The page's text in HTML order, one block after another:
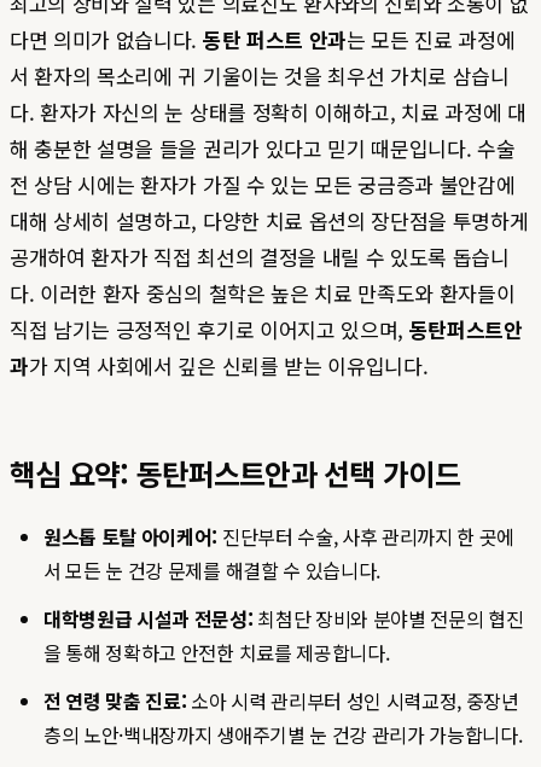
다면 의미가 없습니다. 동탄 퍼스트 안과는 모든 진료 과정에
서 환자의 목소리에 귀 기울이는 것을 최우선 가치로 삼습니
다. 환자가 자신의 눈 상태를 정확히 이해하고, 치료 과정에 대
해 충분한 설명을 들을 권리가 있다고 믿기 때문입니다. 수술
전 상담 시에는 환자가 가질 수 있는 모든 궁금증과 불안감에
대해 상세히 설명하고, 다양한 치료 옵션의 장단점을 투명하게
공개하여 환자가 직접 최선의 결정을 내릴 수 있도록 돕습니
다. 이러한 환자 중심의 철학은 높은 치료 만족도와 환자들이
직접 남기는 긍정적인 후기로 이어지고 있으며, 동탄퍼스트안
과가 지역 사회에서 깊은 신뢰를 받는 이유입니다.
핵심 요약: 동탄퍼스트안과 선택 가이드
원스톱 토탈 아이케어: 진단부터 수술, 사후 관리까지 한 곳에
서 모든 눈 건강 문제를 해결할 수 있습니다.
대학병원급 시설과 전문성: 최첨단 장비와 분야별 전문의 협진
을 통해 정확하고 안전한 치료를 제공합니다.
전 연령 맞춤 진료: 소아 시력 관리부터 성인 시력교정, 중장년
층의 노안·백내장까지 생애주기별 눈 건강 관리가 가능합니다.